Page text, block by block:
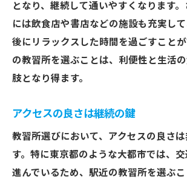
となり、継続して通いやすくなります
には飲食店や書店などの施設も充実し
後にリラックスした時間を過ごすこと
の教習所を選ぶことは、利便性と生活
肢となり得ます。
アクセスの良さは継続の鍵
教習所選びにおいて、アクセスの良さ
す。特に東京都のような大都市では、
進んでいるため、駅近の教習所を選ぶ